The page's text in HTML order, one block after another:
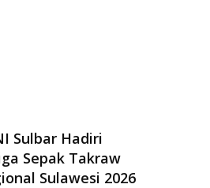
Sulbar Hadiri
Sepak Takraw
Sulawesi 2026